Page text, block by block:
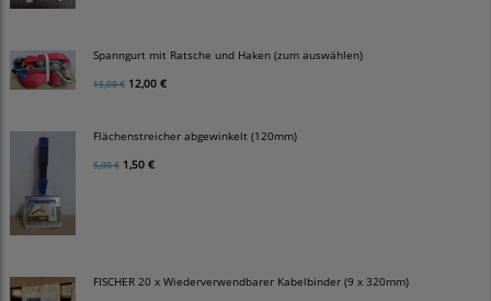
Spanngurt mit Ratsche und Haken (zum auswählen)
15,00 € 12,00 €
Flächenstreicher abgewinkelt (120mm)
5,00 € 1,50 €
FISCHER 20 x Wiederverwendbarer Kabelbinder (9 x 320mm)